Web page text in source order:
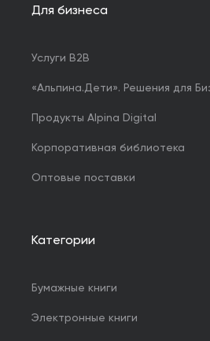
Для бизнеса
Услуги B2B
«Альпина.Дети». Решения для
Продукты Alpina Digital
Корпоративная библиотека
Оптовые поставки
Категории
Бумажные книги
Электронные книги